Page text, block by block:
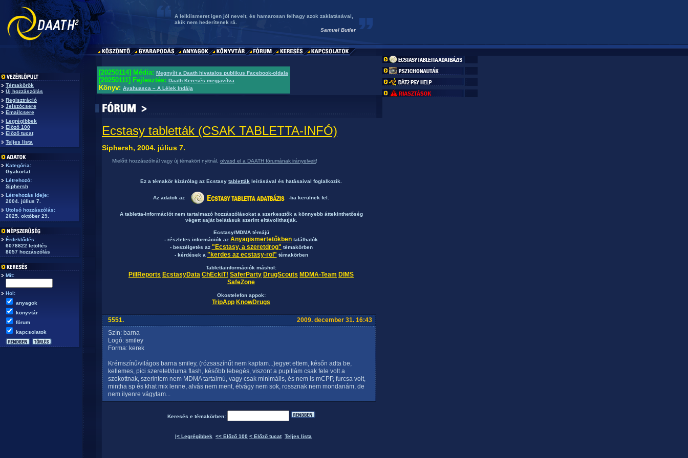
A lelkiismeret igen jól nevelt, és hamarosan felhagy azok zaklatásával,
akik nem hederítenek rá.
Samuel Butler
Témakörök
Új hozzászólás
Regisztráció
Jelszócsere
Emailcsere
Legrégibbek
Előző 100
Előző tucat
Teljes lista
Kategória:
Gyakorlat
Létrehozó:
Siphersh
Létrehozás ideje:
2004. július 7.
Utolsó hozzászólás:
2025. október 29.
Érdeklődés:
6078822 letöltés
8057 hozzászólás
Mit:
Hol:
anyagok
könyvtár
fórum
kapcsolatok
[20250114] Média: Megnyílt a Daath hivatalos publikus Facebook-oldala
[20250111] Fejlesztés: Daath Keresés megjavítva
Könyv: Ayahuasca – A Lélek Indája
Ecstasy tabletták (CSAK TABLETTA-INFÓ)
Siphersh, 2004. július 7.
Mielőtt hozzászólnál vagy új témakört nyitnál, olvasd el a DAATH fórumának irányelveit!
Ez a témakör kizárólag az Ecstasy tabletták leírásával és hatásaival foglalkozik.
Az adatok az -ba kerülnek fel.
A tabletta-információt nem tartalmazó hozzászólásokat a szerkesztők a könnyebb áttekinthetőség
végett saját belátásuk szerint eltávolíthatják.
Ecstasy/MDMA témájú
- részletes információk az Anyagismertetőkben találhatók
- beszélgetés az "Ecstasy, a szeretdrog" témakörben
- kérdések a "kerdes az ecstasy-rol" témakörben
Tablettainformációk máshol:
PillReports EcstasyData ChEckiT! SaferParty DrugScouts MDMA-Team DIMS
SafeZone
Okostelefon appok:
TripApp KnowDrugs
5551.
2009. december 31. 16:43
Szín: barna
Logó: smiley
Forma: kerek
Krémszínű/világos barna smiley, (rózsaszínűt nem kaptam...)egyet ettem, későn adta be,
kellemes, pici szeretet/duma flash, később lebegés, viszont a pupillám csak fele volt a
szokottnak, szerintem nem MDMA tartalmú, vagy csak minimális, és nem is mCPP, furcsa volt,
mintha sp és khat mix lenne, alvás nem ment, étvágy nem sok, rossznak nem mondanám, de
nem ilyenre vágytam...
Keresés e témakörben:
|< Legrégibbek << Előző 100 < Előző tucat Teljes lista